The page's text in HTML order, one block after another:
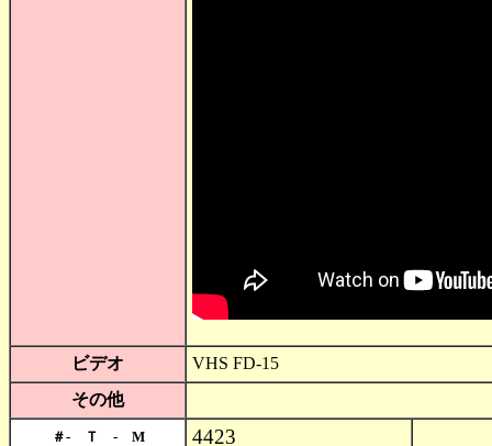
ビデオ
VHS FD-15
その他
＃- Ｔ - M 4423